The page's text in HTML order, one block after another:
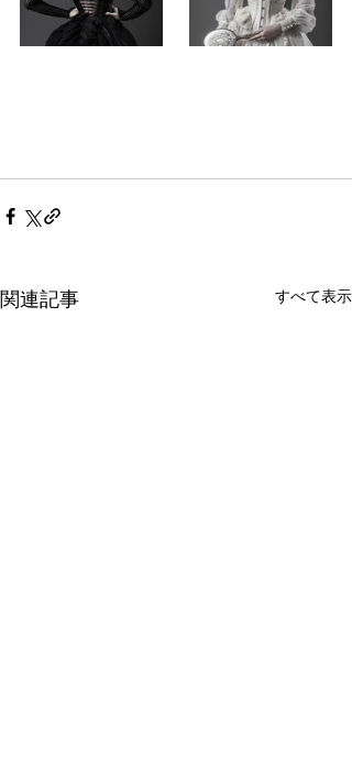
関連記事 すべて表示